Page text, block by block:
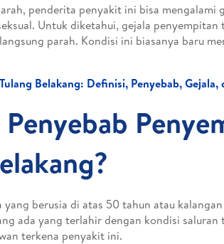
penderita penyakit ini bisa mengalami
Untuk diketahui, gejala
parah. Kondisi ini biasanya baru
Belakang: Definisi, Penyebab,
Penyebab
berusia di atas 50 tahun atau
ada yang terlahir dengan kondisi saluran
terkena penyakit ini.